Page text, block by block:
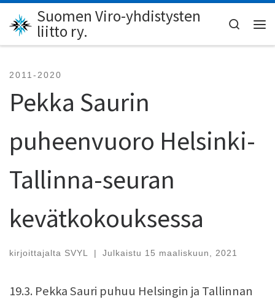
Skip to content
Suomen Viro-yhdistysten
liitto ry.
Search
2011-2020
Pekka Saurin
puheenvuoro Helsinki-
Tallinna-seuran
kevätkokouksessa
kirjoittajalta SVYL | Julkaistu 15 maaliskuun, 2021
19.3. Pekka Sauri puhuu Helsingin ja Tallinnan